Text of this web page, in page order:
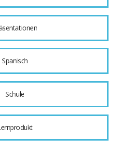
Spanisch
Schule